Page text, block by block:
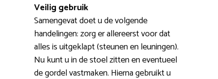
Veilig gebruik
Samengevat doet u de volgende
handelingen: zorg er allereerst voor dat
alles is uitgeklapt (steunen en leuningen).
Nu kunt u in de stoel zitten en eventueel
de gordel vastmaken. Hierna gebruikt u